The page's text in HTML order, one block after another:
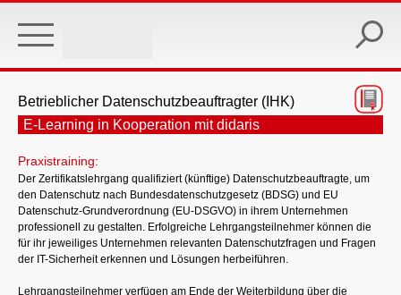
main
Betrieblicher Datenschutzbeauftragter (IHK)
E-Learning in Kooperation mit didaris
Praxistraining:
Der Zertifikatslehrgang qualifiziert (künftige) Datenschutzbeauftragte, um
den Datenschutz nach Bundesdatenschutzgesetz (BDSG) und EU
Datenschutz-Grundverordnung (EU-DSGVO) in ihrem Unternehmen
professionell zu gestalten. Erfolgreiche Lehrgangsteilnehmer können die
für ihr jeweiliges Unternehmen relevanten Datenschutzfragen und Fragen
der IT-Sicherheit erkennen und Lösungen herbeiführen.
Lehrgangsteilnehmer verfügen am Ende der Weiterbildung über die